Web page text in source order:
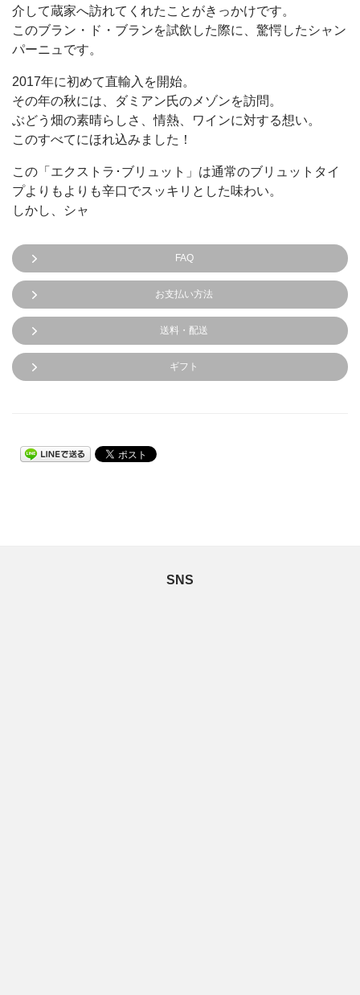
介して蔵家へ訪れてくれたことがきっかけです。
このブラン・ド・ブランを試飲した際に、驚愕したシャン
パーニュです。
2017年に初めて直輸入を開始。
その年の秋には、ダミアン氏のメゾンを訪問。
ぶどう畑の素晴らしさ、情熱、ワインに対する想い。
このすべてにほれ込みました！
この「エクストラ･ブリュット」は通常のブリュットタイ
プよりもよりも辛口でスッキリとした味わい。
しかし、シャ
FAQ
お支払い方法
送料・配送
ギフト
SNS